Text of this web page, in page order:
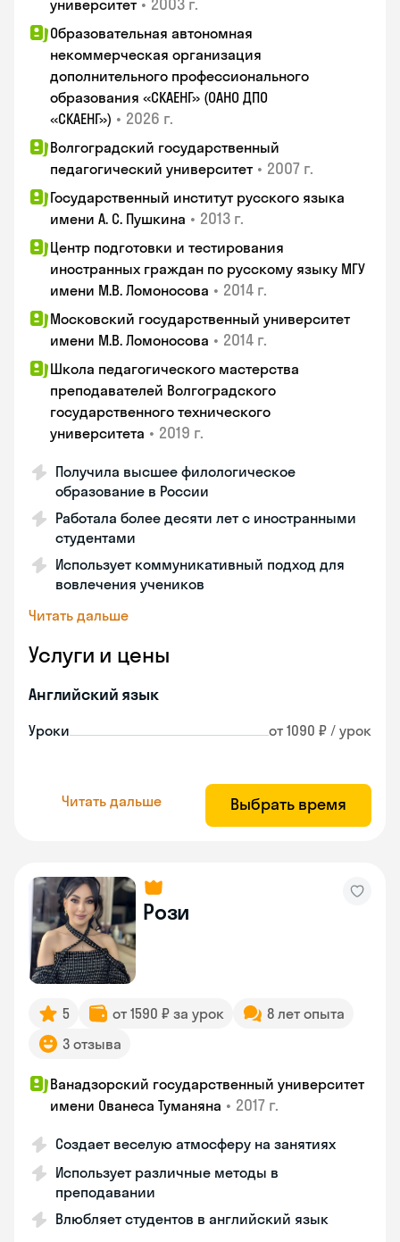
университет
Образовательная автономная
некоммерческая организация
дополнительного профессионального
образования «СКАЕНГ» (ОАНО ДПО
«СКАЕНГ») • 2026 г.
Волгоградский государственный
педагогический университет • 2007 г.
Государственный институт русского языка
имени А. С. Пушкина • 2013 г.
Центр подготовки и тестирования
иностранных граждан по русскому языку МГУ
имени М.В. Ломоносова • 2014 г.
Московский государственный университет
имени М.В. Ломоносова • 2014 г.
Школа педагогического мастерства
преподавателей Волгоградского
государственного технического
университета • 2019 г.
Получила высшее филологическое
образование в России
Работала более десяти лет с иностранными
студентами
Использует коммуникативный подход для
вовлечения учеников
Читать дальше
Услуги и цены
Английский язык
Уроки от 1090 ₽ / урок
Читать дальше Выбрать время
Рози
5 от 1590 ₽ за урок
8 лет опыта
3 отзыва
Ванадзорский государственный университет
имени Ованеса Туманяна • 2017 г.
Создает веселую атмосферу на занятиях
Использует различные методы в
преподавании
Влюбляет студентов в английский язык